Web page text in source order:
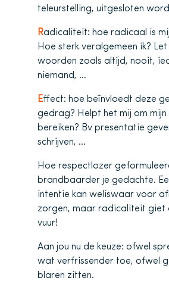
teleurstelling, uitgesloten
Radicaliteit: hoe radicaal is
Hoe sterk veralgemeen ik?
woorden zoals altijd, nooit,
niemand, …
Effect: hoe beïnvloedt deze
gedrag? Helpt het mij om
bereiken? Bv presentatie
schrijven, …
Hoe respectlozer
brandbaarder je gedachte.
intentie kan weliswaar voor
zorgen, maar radicaliteit giet
vuur!
Aan jou nu de keuze: ofwel
wat verfrissender toe, ofwel
blaren zitten.